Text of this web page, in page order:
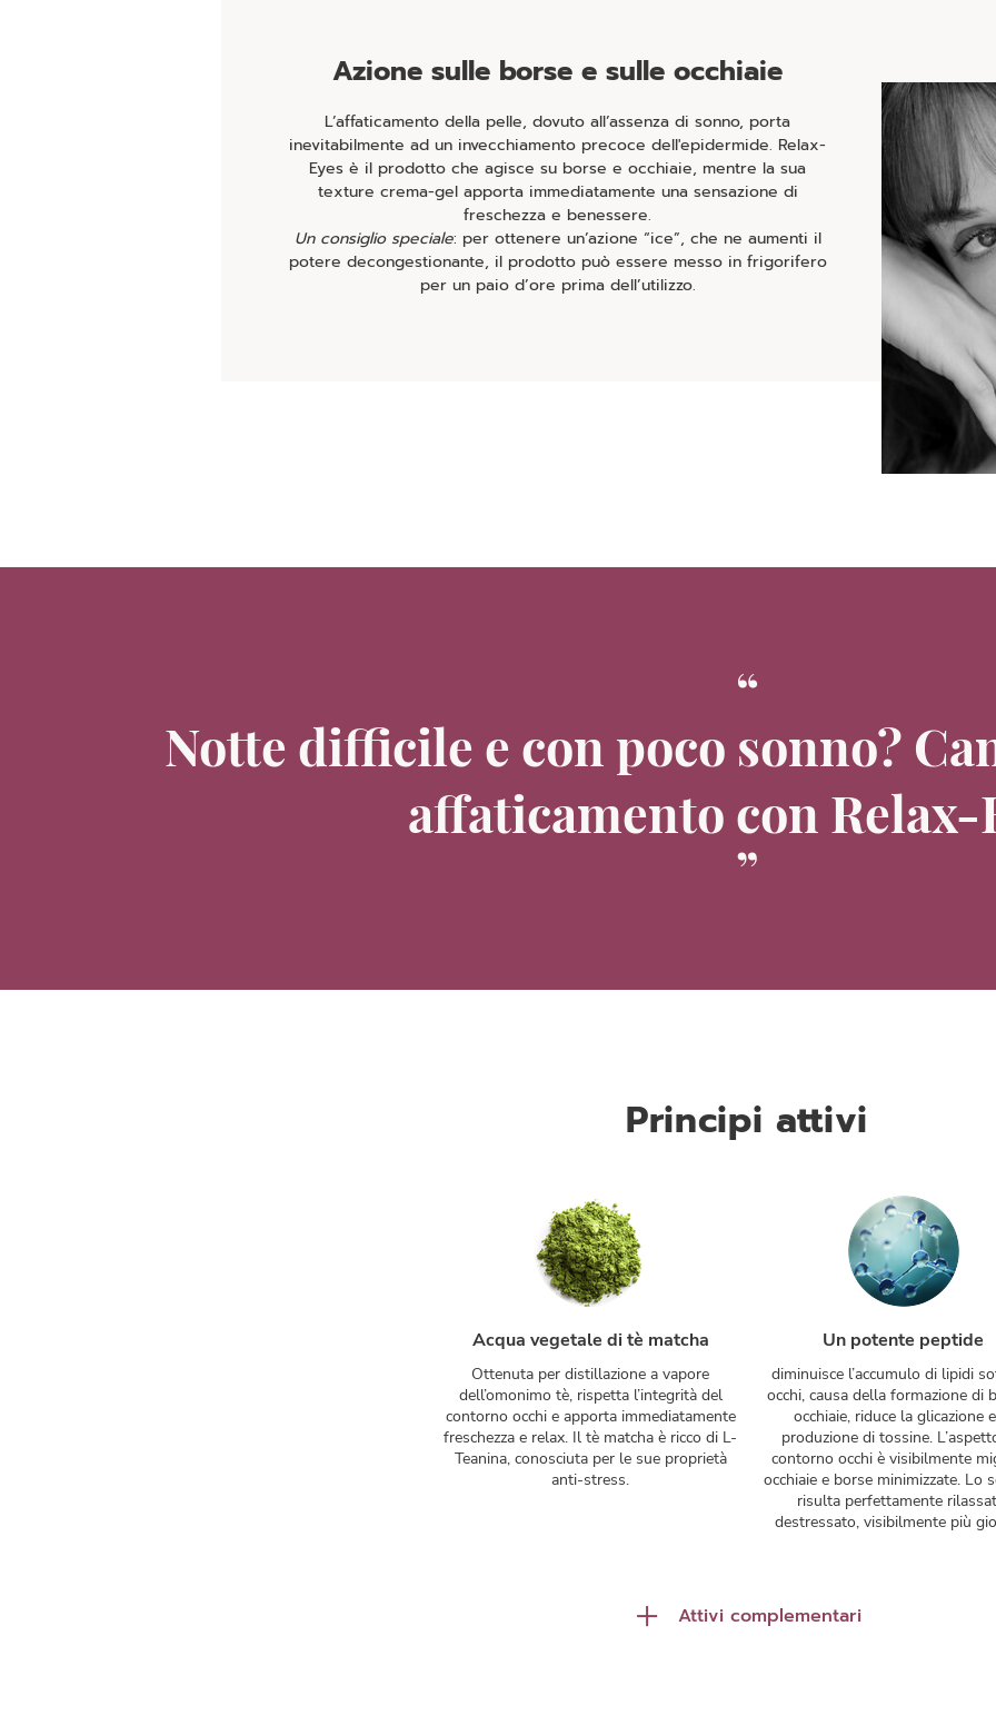
Azione sulle borse e sulle occhiaie
L’affaticamento della pelle, dovuto all’assenza di sonno, porta
inevitabilmente ad un invecchiamento precoce dell'epidermide. Relax-
Eyes è il prodotto che agisce su borse e occhiaie, mentre la sua
texture crema-gel apporta immediatamente una sensazione di
freschezza e benessere.
Un consiglio speciale: per ottenere un’azione “ice”, che ne aumenti il
potere decongestionante, il prodotto può essere messo in frigorifero
per un paio d’ore prima dell’utilizzo.
Notte difficile e con poco sonno?
affaticamento con Relax-
Principi attivi
Acqua vegetale di tè matcha
Ottenuta per distillazione a vapore
dell’omonimo tè, rispetta l’integrità del
contorno occhi e apporta immediatamente
freschezza e relax. Il tè matcha è ricco di L-
Teanina, conosciuta per le sue proprietà
anti-stress.
Un potente peptide
diminuisce l’accumulo di lipidi
occhi, causa della formazione di
occhiaie, riduce la glicazione
produzione di tossine.
contorno occhi è visibilmente
occhiaie e borse minimizzate. Lo
risulta perfettamente
destressato, visibilmente più
Attivi complementari